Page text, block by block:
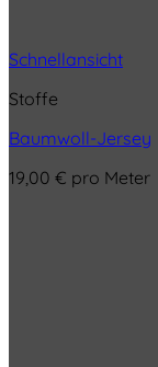
Schnellansicht
Stoffe
Baumwoll-Jersey
19,00 € pro Meter